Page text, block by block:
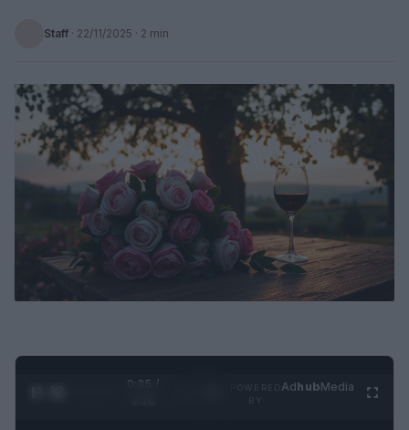
Staff · 22/11/2025 · 2 min
0:35 /
AdhubMedia